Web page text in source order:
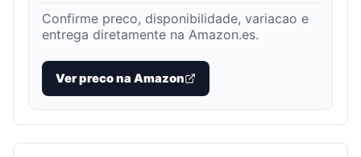
Confirme preco, disponibilidade, variacao e
entrega diretamente na Amazon.es.
Ver preco na Amazon